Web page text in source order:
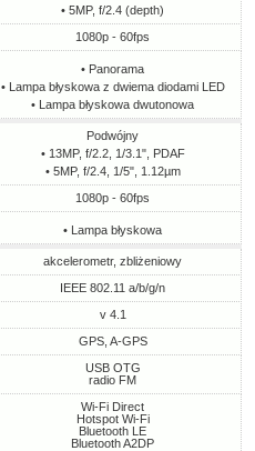
• 5MP, f/2.4 (depth)
1080p - 60fps
• Panorama
• Lampa błyskowa z dwiema diodami LED
• Lampa błyskowa dwutonowa
Podwójny
• 13MP, f/2.2, 1/3.1", PDAF
• 5MP, f/2.4, 1/5", 1.12µm
1080p - 60fps
• Lampa błyskowa
akcelerometr, zbliżeniowy
IEEE 802.11 a/b/g/n
v 4.1
GPS, A-GPS
USB OTG
radio FM
Wi-Fi Direct
Hotspot Wi-Fi
Bluetooth LE
Bluetooth A2DP